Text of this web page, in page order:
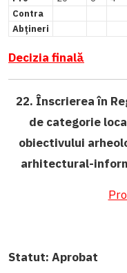
Contra
Abțineri
Decizia finală
22. Înscrierea în
de categorie
obiectivului
arhitectural-
Statut: Aprobat